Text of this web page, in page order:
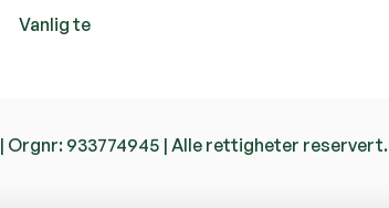
Vanlig te
| Orgnr: 933774945 | Alle rettigheter reservert.